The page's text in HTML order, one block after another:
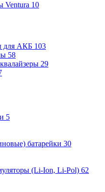
Ventura 10
для АКБ 103
58
29
5
батарейки 30
(Li-Ion, Li-Pol) 62